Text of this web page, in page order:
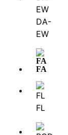
DА-
EW
FA
FL